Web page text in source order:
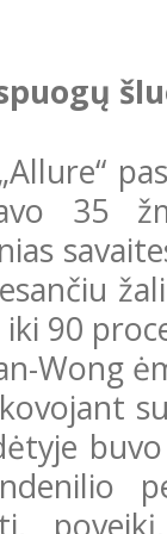
35
90